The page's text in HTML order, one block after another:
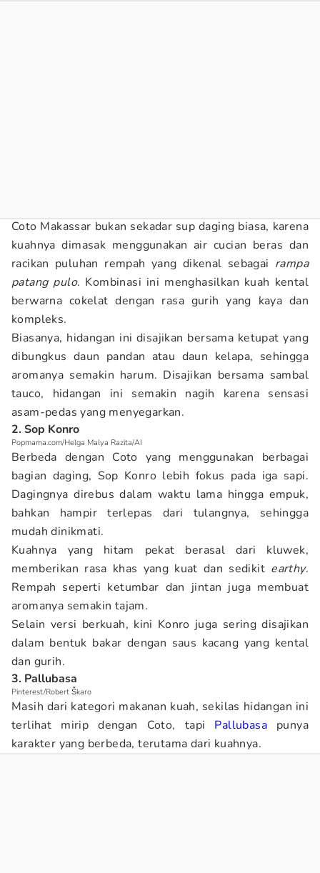
Coto Makassar bukan sekadar sup daging biasa, karena
kuahnya dimasak menggunakan air cucian beras dan
racikan puluhan rempah yang dikenal sebagai rampa
patang pulo. Kombinasi ini menghasilkan kuah kental
berwarna cokelat dengan rasa gurih yang kaya dan
kompleks.
Biasanya, hidangan ini disajikan bersama ketupat yang
dibungkus daun pandan atau daun kelapa, sehingga
aromanya semakin harum. Disajikan bersama sambal
tauco, hidangan ini semakin nagih karena sensasi
asam-pedas yang menyegarkan.
2. Sop Konro
Popmama.com/Helga Malya Razita/AI
Berbeda dengan Coto yang menggunakan berbagai
bagian daging, Sop Konro lebih fokus pada iga sapi.
Dagingnya direbus dalam waktu lama hingga empuk,
bahkan hampir terlepas dari tulangnya, sehingga
mudah dinikmati.
Kuahnya yang hitam pekat berasal dari kluwek,
memberikan rasa khas yang kuat dan sedikit earthy.
Rempah seperti ketumbar dan jintan juga membuat
aromanya semakin tajam.
Selain versi berkuah, kini Konro juga sering disajikan
dalam bentuk bakar dengan saus kacang yang kental
dan gurih.
3. Pallubasa
Pinterest/Robert Škaro
Masih dari kategori makanan kuah, sekilas hidangan ini
terlihat mirip dengan Coto, tapi Pallubasapunya
karakter yang berbeda, terutama dari kuahnya.